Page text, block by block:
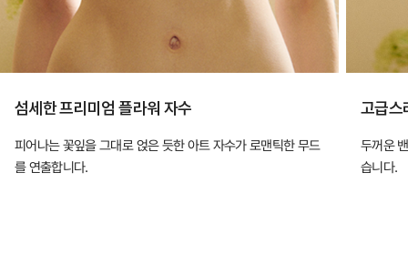
섬세한 프리미엄 플라워 자수
피어나는 꽃잎을 그대로 얹은 듯한 아트 자수가 로맨틱한 무드
를 연출합니다.
고급스
두꺼운
습니다.